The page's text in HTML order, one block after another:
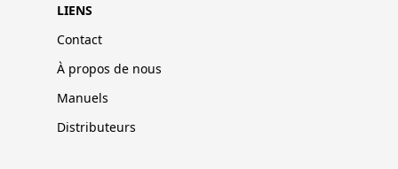
LIENS
Contact
À propos de nous
Manuels
Distributeurs